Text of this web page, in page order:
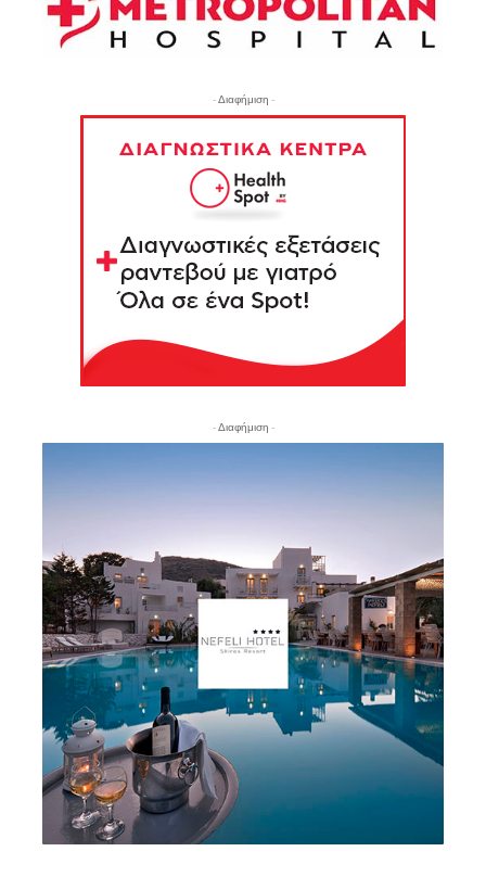
- Διαφήμιση -
- Διαφήμιση -